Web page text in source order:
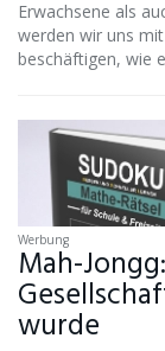
Erwachsene als
werden wir uns
beschäftigen, wie
Werbung
Mah-
wurde